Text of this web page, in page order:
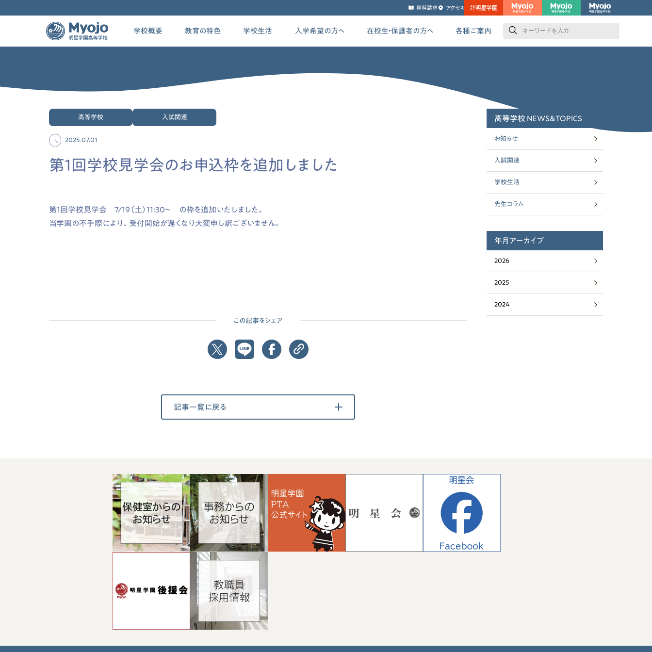
資料請求 アクセス
学校概要 教育の特色 学校生活 入学希望の方へ 在校生・保護者の方へ 各種ご案内
高等学校 入試関連
2025.07.01
第1回学校見学会のお申込枠を追加しました
第1回学校見学会 7/19（土）11:30～ の枠を追加いたしました。
当学園の不手際により、受付開始が遅くなり大変申し訳ございません。
この記事をシェア
記事一覧に戻る
高等学校 NEWS&TOPICS
お知らせ
入試関連
学校生活
先生コラム
年月アーカイブ
2026
2025
2024